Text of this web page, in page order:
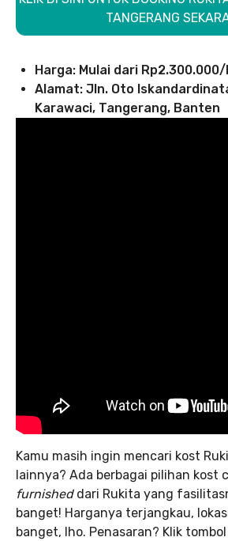
TANGERANG
Harga: Mulai dari
Alamat: Jln. Oto
Karawaci, Tangerang, Banten
Kamu masih ingin mencari kost
lainnya? Ada berbagai pilihan kost
furnished dari Rukita yang
banget! Harganya terjangkau,
banget, lho. Penasaran? Klik